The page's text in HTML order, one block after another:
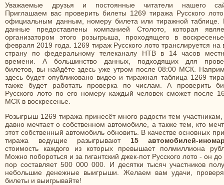
Уважаемые друзья и постоянные читатели нашего
Приглашаем вас проверить билеты 1269 тиража Русского
официальным данным, номеру билета или тиражной таблице.
данные предоставлены компанией Столото, которая
организатором этого розыгрыша, проходящего в
февраля 2019 года. 1269 тираж Русского лото транслируется на
страну по федеральному телеканалу НТВ в 14 часов
времени. А большинство данных, подходящих для
билетов, вы найдёте здесь уже утром после 08:00 МСК.
здесь будет опубликовано видео и тиражная таблица 1269
также будет работать проверка по числам. А проверить
Русского лото по его номеру каждый человек сможет после
МСК в воскресенье.
Розыгрыш 1269 тиража принесёт много радости тем участникам,
давно мечтает о собственном автомобиле, а также тем, кто
этот собственный автомобиль обновить. В качестве основных
тиража ведущие разыгрывают 15 автомобилей-
стоимость каждого из которых превышает полмиллиона
Можно побороться и за гигантский джек-пот Русского лото - он до
пор составляет 500 000 000. И десятки тысяч участников
небольшие денежные выигрыши. Желаем вам удачи,
билеты и выигрывайте!